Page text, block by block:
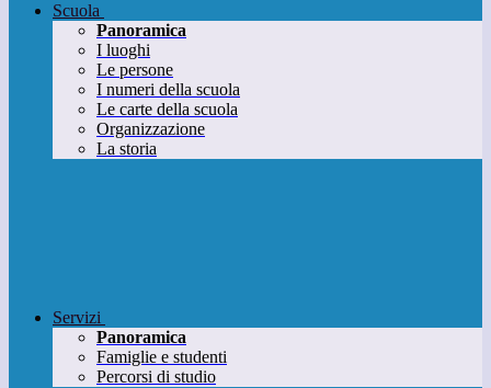
Scuola
Panoramica
I luoghi
Le persone
I numeri della scuola
Le carte della scuola
Organizzazione
La storia
Servizi
Panoramica
Famiglie e studenti
Percorsi di studio